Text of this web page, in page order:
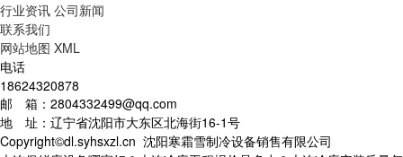
行业资讯 公司新闻
联系我们
网站地图 XML
电话
18624320878
邮 箱：2804332499@qq.com
地 址：辽宁省沈阳市大东区北海街16-1号
Copyright©dl.syhsxzl.cn 沈阳寒霜雪制冷设备销售有限公司